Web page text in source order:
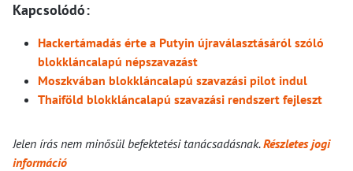
Kapcsolódó:
Hackertámadás érte a Putyin újraválasztásáról szóló
blokkláncalapú népszavazást
Moszkvában blokkláncalapú szavazási pilot indul
Thaiföld blokkláncalapú szavazási rendszert fejleszt
Jelen írás nem minősül befektetési tanácsadásnak.Részletes jogi
információ